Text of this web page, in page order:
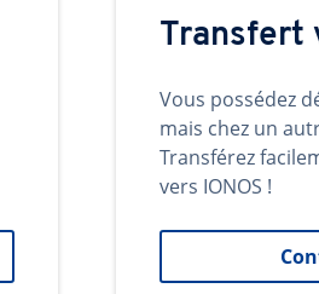
Transfert
Vous possédez
mais chez un
Transférez
vers IONOS !